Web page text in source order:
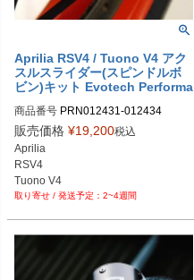
PRN012434-18
PRN012434-19
Aprilia RSV4 / Tuono V4 アク
スルスライダー(スピンドルボ
ビン)キット Evotech Performa
商品番号 PRN012431-012434
PRN012431-012434-01
PRN012431-012434-02
PRN012431-012434-03
PRN012431-012434-04
PRN012431-012434-05
PRN012431-012434-07
PRN012431-012434-10
販売価格 ¥19,200税込
Aprilia
RSV4
Tuono V4
フロント + リアのセット。
2~4週間